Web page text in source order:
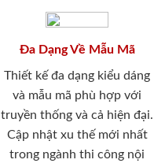
Đa Dạng Về Mẫu Mã
Thiết kế đa dạng kiểu dáng
và mẫu mã phù hợp với
truyền thống và cả hiện đại.
Cập nhật xu thế mới nhất
trong ngành thi công nội